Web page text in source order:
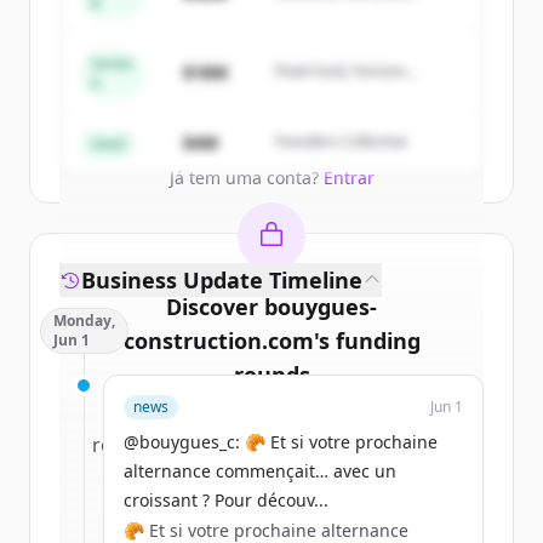
get started.
Já tem uma conta? Entrar
Series
$18M
Peak Fund, Horizon
Seed $4M Founders Collective
Discover bouygues-
construction.com's funding
rounds
Sign up for free to view all
funding
roundsofbouygues-construction.com
New accounts include trial credits to
get started.
Business Update Timeline
Monday,
Jun 1
news Jun 1
@bouygues_c: 🥐 Et si votre prochaine
alternance commençait… avec un
croissant ? Pour découv...
🥐 Et si votre prochaine alternance